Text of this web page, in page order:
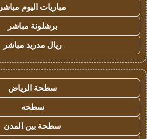
مباريات اليوم مباشر
برشلونة مباشر
ريال مدريد مباشر
سطحة الرياض
سطحه
سطحة بين المدن